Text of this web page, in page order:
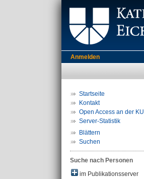
Anmelden
Startseite
Kontakt
Open Access an der KU
Server-Statistik
Blättern
Suchen
Suche nach Personen
im Publikationsserver